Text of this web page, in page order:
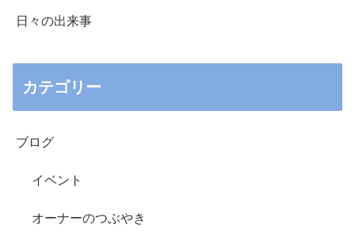
日々の出来事
カテゴリー
ブログ
イベント
オーナーのつぶやき